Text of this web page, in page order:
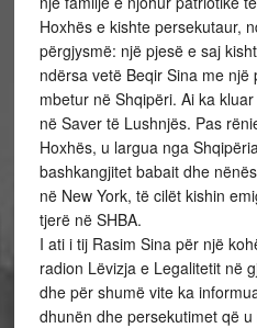
Hoxhës e kishte persekutaur,
përgjysmë: një pjesë e saj
ndërsa vetë Beqir Sina me
mbetur në Shqipëri. Ai ka
në Saver të Lushnjës. Pas
Hoxhës, u largua nga
bashkangjitet babait dhe
në New York, të cilët kishin
tjerë në SHBA.
I ati i tij Rasim Sina për një
radion Lëvizja e Legalitetit në
dhe për shumë vite ka
dhunën dhe persekutimet që